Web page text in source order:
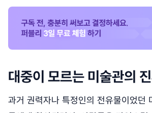
대중이 모르는 미술관의
과거 권력자나 특정인의 전유물이었던